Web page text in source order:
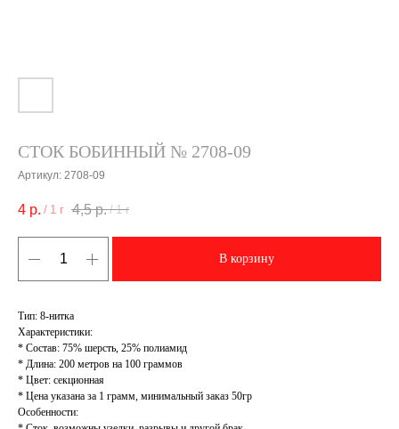
СТОК БОБИННЫЙ № 2708-09
Артикул: 2708-09
4 р. / 1 г 4,5 р. / 1 г
В корзину
Тип: 8-нитка
Характеристики:
* Состав: 75% шерсть, 25% полиамид
* Длина: 200 метров на 100 граммов
* Цвет: секционная
* Цена указана за 1 грамм, минимальный заказ 50гр
Особенности: